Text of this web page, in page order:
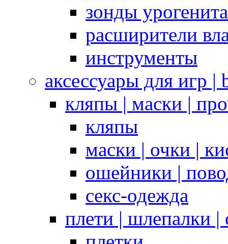
зонды
расширители
инструменты
аксессуары для игр |
кляпы | маски |
кляпы
маски | очки |
ошейники |
секс-одежда
плети | шлепалки |